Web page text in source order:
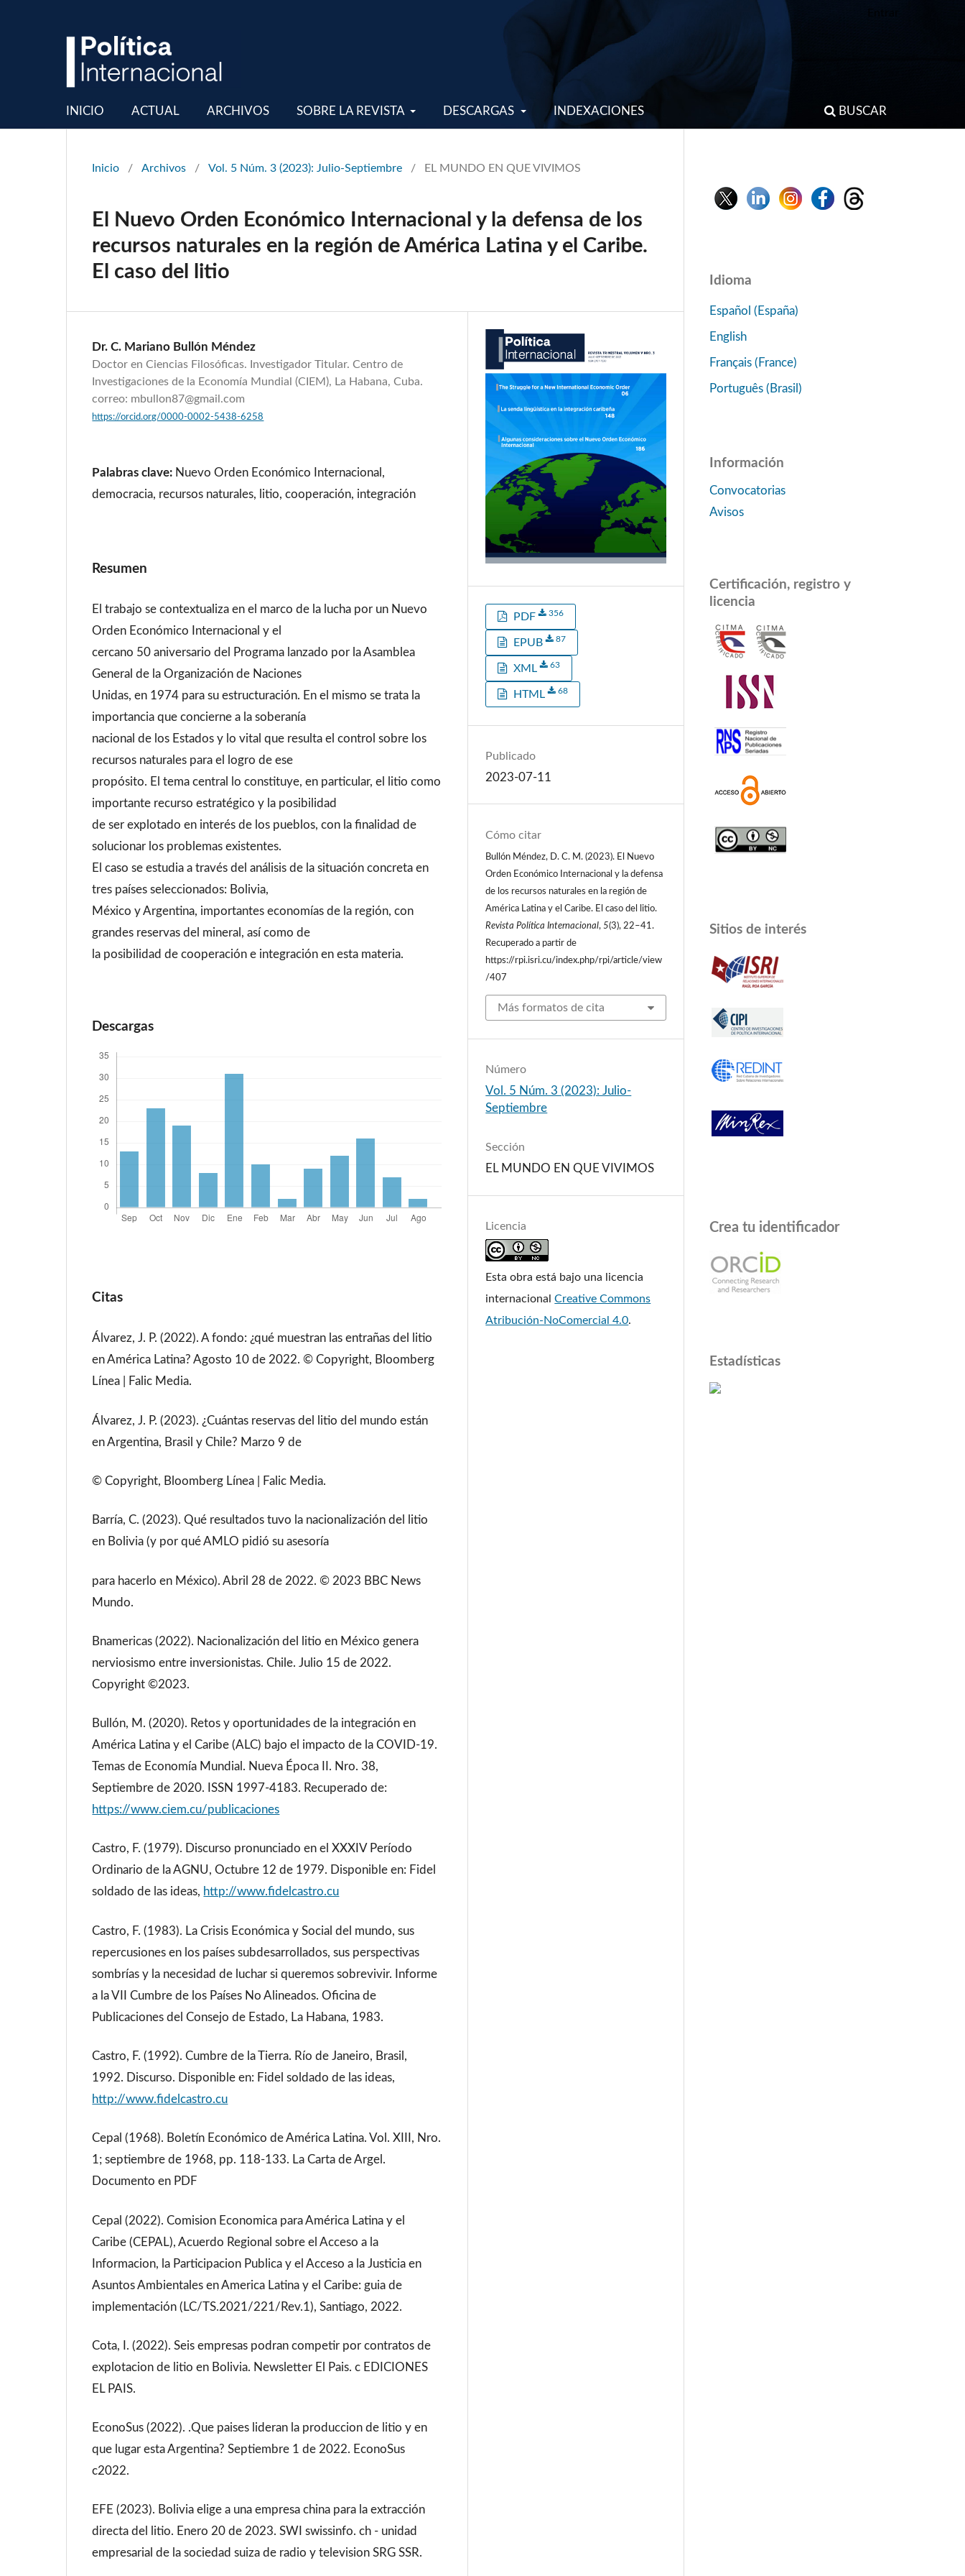
INICIO ACTUAL ARCHIVOS SOBRE LA REVISTA DESCARGAS INDEXACIONES BUSCAR
Inicio / Archivos / Vol. 5 Núm. 3 (2023): Julio-Septiembre / EL MUNDO EN QUE VIVIMOS
El Nuevo Orden Económico Internacional y la defensa de los
recursos naturales en la región de América Latina y el Caribe.
El caso del litio
Dr. C. Mariano Bullón Méndez
Doctor en Ciencias Filosóficas. Investigador Titular. Centro de
Investigaciones de la Economía Mundial (CIEM), La Habana, Cuba.
correo: mbullon87@gmail.com
https://orcid.org/0000-0002-5438-6258
Palabras clave: Nuevo Orden Económico Internacional,
democracia, recursos naturales, litio, cooperación, integración
Resumen
El trabajo se contextualiza en el marco de la lucha por un Nuevo
Orden Económico Internacional y el
cercano 50 aniversario del Programa lanzado por la Asamblea
General de la Organización de Naciones
Unidas, en 1974 para su estructuración. En el mismo se trata la
importancia que concierne a la soberanía
nacional de los Estados y lo vital que resulta el control sobre los
recursos naturales para el logro de ese
propósito. El tema central lo constituye, en particular, el litio como
importante recurso estratégico y la posibilidad
de ser explotado en interés de los pueblos, con la finalidad de
solucionar los problemas existentes.
El caso se estudia a través del análisis de la situación concreta en
tres países seleccionados: Bolivia,
México y Argentina, importantes economías de la región, con
grandes reservas del mineral, así como de
la posibilidad de cooperación e integración en esta materia.
Descargas
Citas
Álvarez, J. P. (2022). A fondo: ¿qué muestran las entrañas del litio
en América Latina? Agosto 10 de 2022. © Copyright, Bloomberg
Línea | Falic Media.
Álvarez, J. P. (2023). ¿Cuántas reservas del litio del mundo están
en Argentina, Brasil y Chile? Marzo 9 de
© Copyright, Bloomberg Línea | Falic Media.
Barría, C. (2023). Qué resultados tuvo la nacionalización del litio
en Bolivia (y por qué AMLO pidió su asesoría
para hacerlo en México). Abril 28 de 2022. © 2023 BBC News
Mundo.
Bnamericas (2022). Nacionalización del litio en México genera
nerviosismo entre inversionistas. Chile. Julio 15 de 2022.
Copyright ©2023.
Bullón, M. (2020). Retos y oportunidades de la integración en
América Latina y el Caribe (ALC) bajo el impacto de la COVID-19.
Temas de Economía Mundial. Nueva Época II. Nro. 38,
Septiembre de 2020. ISSN 1997-4183. Recuperado de:
https://www.ciem.cu/publicaciones
Castro, F. (1979). Discurso pronunciado en el XXXIV Período
Ordinario de la AGNU, Octubre 12 de 1979. Disponible en: Fidel
soldado de las ideas, http://www.fidelcastro.cu
Castro, F. (1983). La Crisis Económica y Social del mundo, sus
repercusiones en los países subdesarrollados, sus perspectivas
sombrías y la necesidad de luchar si queremos sobrevivir. Informe
a la VII Cumbre de los Países No Alineados. Oficina de
Publicaciones del Consejo de Estado, La Habana, 1983.
Castro, F. (1992). Cumbre de la Tierra. Río de Janeiro, Brasil,
1992. Discurso. Disponible en: Fidel soldado de las ideas,
http://www.fidelcastro.cu
Cepal (1968). Boletín Económico de América Latina. Vol. XIII, Nro.
1; septiembre de 1968, pp. 118-133. La Carta de Argel.
Documento en PDF
Cepal (2022). Comision Economica para América Latina y el
Caribe (CEPAL), Acuerdo Regional sobre el Acceso a la
Informacion, la Participacion Publica y el Acceso a la Justicia en
Asuntos Ambientales en America Latina y el Caribe: guia de
implementación (LC/TS.2021/221/Rev.1), Santiago, 2022.
Cota, I. (2022). Seis empresas podran competir por contratos de
explotacion de litio en Bolivia. Newsletter El Pais. c EDICIONES
EL PAIS.
EconoSus (2022). .Que paises lideran la produccion de litio y en
que lugar esta Argentina? Septiembre 1 de 2022. EconoSus
c2022.
EFE (2023). Bolivia elige a una empresa china para la extracción
directa del litio. Enero 20 de 2023. SWI swissinfo. ch - unidad
empresarial de la sociedad suiza de radio y television SRG SSR.
PDF 356
EPUB 87
XML 63
HTML 68
Publicado
2023-07-11
Cómo citar
Bullón Méndez, D. C. M. (2023). El Nuevo
Orden Económico Internacional y la defensa
de los recursos naturales en la región de
América Latina y el Caribe. El caso del litio.
Revista Política Internacional, 5(3), 22–41.
Recuperado a partir de
https://rpi.isri.cu/index.php/rpi/article/view
/407
Más formatos de cita
Número
Vol. 5 Núm. 3 (2023): Julio-
Septiembre
Sección
EL MUNDO EN QUE VIVIMOS
Licencia
Esta obra está bajo una licencia
internacionalCreative Commons
Atribución-NoComercial 4.0.
Idioma
Español (España)
English
Français (France)
Português (Brasil)
Información
Convocatorias
Avisos
Certificación, registro y
licencia
Sitios de interés
Crea tu identificador
Estadísticas